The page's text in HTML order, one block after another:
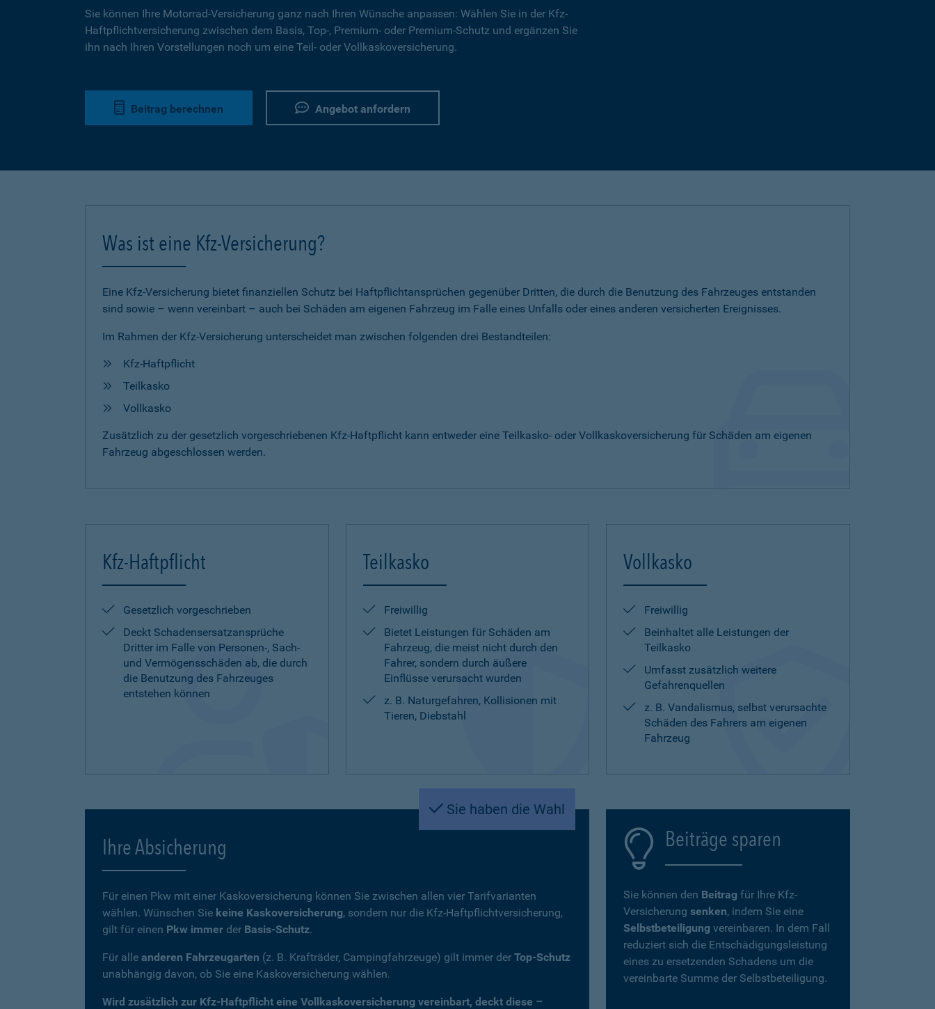
Sie können Ihre Motorrad-Versicherung ganz nach Ihren Wünsche anpassen: Wählen Sie in der Kfz-
Haftpflichtversicherung zwischen dem Basis, Top-, Premium- oder Premium-Schutz und ergänzen Sie
ihn nach Ihren Vorstellungen noch um eine Teil- oder Vollkaskoversicherung.
Beitrag berechnen Angebot anfordern
Was ist eine Kfz-Versicherung?
Eine Kfz-Versicherung bietet finanziellen Schutz bei Haftpflichtansprüchen gegenüber Dritten, die durch die Benutzung des Fahrzeuges entstanden
sind sowie – wenn vereinbart – auch bei Schäden am eigenen Fahrzeug im Falle eines Unfalls oder eines anderen versicherten Ereignisses.
Im Rahmen der Kfz-Versicherung unterscheidet man zwischen folgenden drei Bestandteilen:
Kfz-Haftpflicht
Teilkasko
Vollkasko
Zusätzlich zu der gesetzlich vorgeschriebenen Kfz-Haftpflicht kann entweder eine Teilkasko- oder Vollkaskoversicherung für Schäden am eigenen
Fahrzeug abgeschlossen werden.
Kfz-Haftpflicht
Gesetzlich vorgeschrieben
Deckt Schadensersatzansprüche
Dritter im Falle von Personen-, Sach-
und Vermögensschäden ab, die durch
die Benutzung des Fahrzeuges
entstehen können
Teilkasko
Freiwillig
Bietet Leistungen für Schäden am
Fahrzeug, die meist nicht durch den
Fahrer, sondern durch äußere
Einflüsse verursacht wurden
z. B. Naturgefahren, Kollisionen mit
Tieren, Diebstahl
Vollkasko
Freiwillig
Beinhaltet alle Leistungen der
Teilkasko
Umfasst zusätzlich weitere
Gefahrenquellen
z. B. Vandalismus, selbst verursachte
Schäden des Fahrers am eigenen
Fahrzeug
Sie haben die Wahl
Ihre Absicherung
Für einen Pkw mit einer Kaskoversicherung können Sie zwischen allen vier Tarifvarianten
wählen. Wünschen Sie keine Kaskoversicherung, sondern nur die Kfz-Haftpflichtversicherung,
gilt für einen Pkw immer der Basis-Schutz.
Für alle anderen Fahrzeugarten (z. B. Krafträder, Campingfahrzeuge) gilt immer der Top-Schutz
unabhängig davon, ob Sie eine Kaskoversicherung wählen.
Wird zusätzlich zur Kfz-Haftpflicht eine Vollkaskoversicherung vereinbart, deckt diese –
Beiträge sparen
Sie können den Beitrag für Ihre Kfz-
Versicherung senken, indem Sie eine
Selbstbeteiligung vereinbaren. In dem Fall
reduziert sich die Entschädigungsleistung
eines zu ersetzenden Schadens um die
vereinbarte Summe der Selbstbeteiligung.